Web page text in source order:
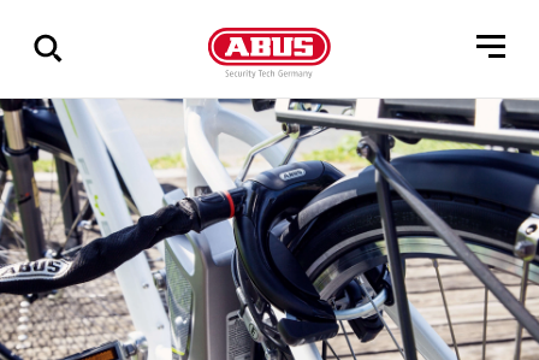
Via
alle
resultater